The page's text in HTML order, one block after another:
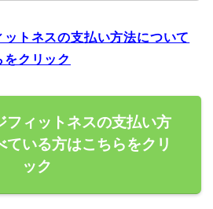
トネスの支払い方法について
クリック
フィットネスの支払い方
ている方はこちらをクリ
ック